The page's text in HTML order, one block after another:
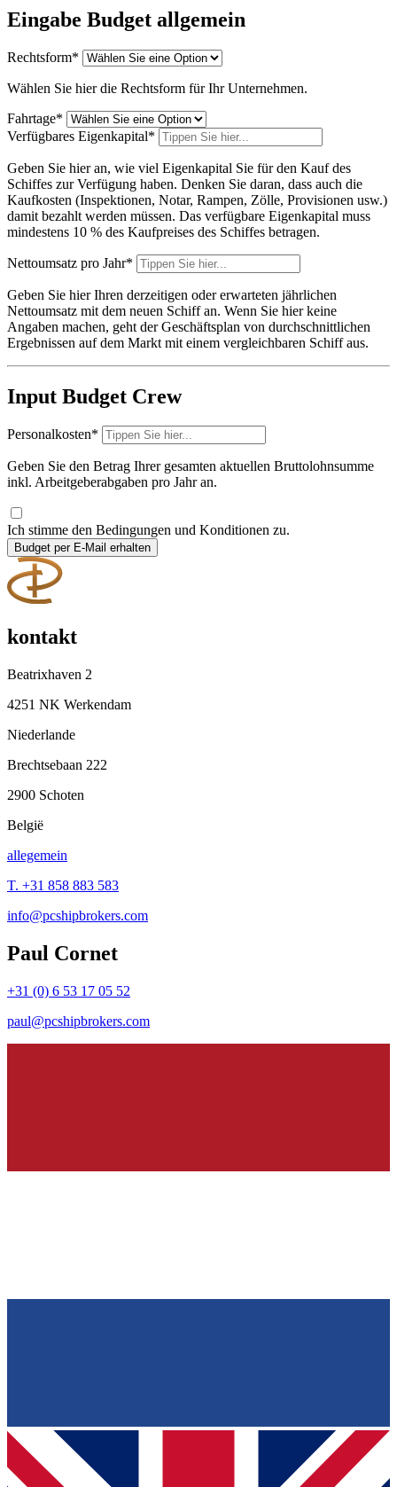
Eingabe Budget allgemein
Rechtsform*
Wählen Sie hier die Rechtsform für Ihr Unternehmen.
Fahrtage*
Verfügbares Eigenkapital*
Geben Sie hier an, wie viel Eigenkapital Sie für den Kauf des
Schiffes zur Verfügung haben. Denken Sie daran, dass auch die
Kaufkosten (Inspektionen, Notar, Rampen, Zölle, Provisionen usw.)
damit bezahlt werden müssen. Das verfügbare Eigenkapital muss
mindestens 10 % des Kaufpreises des Schiffes betragen.
Nettoumsatz pro Jahr*
Geben Sie hier Ihren derzeitigen oder erwarteten jährlichen
Nettoumsatz mit dem neuen Schiff an. Wenn Sie hier keine
Angaben machen, geht der Geschäftsplan von durchschnittlichen
Ergebnissen auf dem Markt mit einem vergleichbaren Schiff aus.
Input Budget Crew
Personalkosten*
Geben Sie den Betrag Ihrer gesamten aktuellen Bruttolohnsumme
inkl. Arbeitgeberabgaben pro Jahr an.
Ich stimme den Bedingungen und Konditionen zu.
Budget per E-Mail erhalten
kontakt
Beatrixhaven 2
4251 NK Werkendam
Niederlande
Brechtsebaan 222
2900 Schoten
België
allegemein
T. +31 858 883 583
info@pcshipbrokers.com
Paul Cornet
+31 (0) 6 53 17 05 52
paul@pcshipbrokers.com